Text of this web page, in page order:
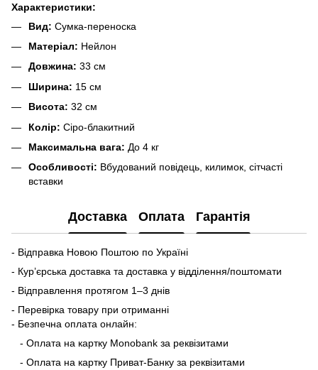
Характеристики:
Вид: Сумка-переноска
Матеріал: Нейлон
Довжина: 33 см
Ширина: 15 см
Висота: 32 см
Колір: Сіро-блакитний
Максимальна вага: До 4 кг
Особливості: Вбудований повідець, килимок, сітчасті
вставки
Доставка Оплата Гарантія
- Відправка Новою Поштою по Україні
- Кур’єрська доставка та доставка у відділення/поштомати
- Відправлення протягом 1–3 днів
- Перевірка товару при отриманні
- Безпечна оплата онлайн:
- Оплата на картку Monobank за реквізитами
- Оплата на картку Приват-Банку за реквізитами